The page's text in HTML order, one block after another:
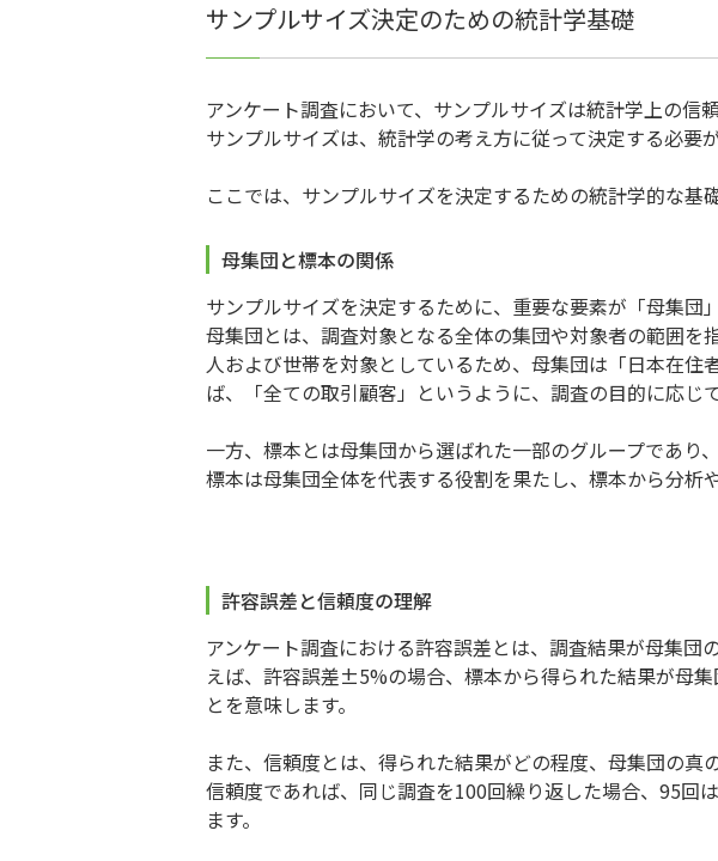
サンプルサイズ決定のための統計学基礎
アンケート調査において、サンプルサイズは統計学上の信
サンプルサイズは、統計学の考え方に従って決定する必要が
ここでは、サンプルサイズを決定するための統計学的な基
母集団と標本の関係
サンプルサイズを決定するために、重要な要素が「母集団
母集団とは、調査対象となる全体の集団や対象者の範囲を
人および世帯を対象としているため、母集団は「日本在
ば、「全ての取引顧客」というように、調査の目的に応じ
一方、標本とは母集団から選ばれた一部のグループであり
標本は母集団全体を代表する役割を果たし、標本から分析
許容誤差と信頼度の理解
アンケート調査における許容誤差とは、調査結果が母集団
えば、許容誤差±5%の場合、標本から得られた結果が母
とを意味します。
また、信頼度とは、得られた結果がどの程度、母集団の
信頼度であれば、同じ調査を100回繰り返した場合、95回
ます。